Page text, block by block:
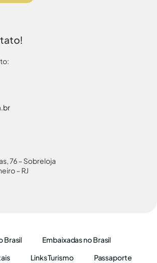
76 – Sobreloja
– RJ
Brasil
Embaixadas no Brasil
Links Turismo Passaporte